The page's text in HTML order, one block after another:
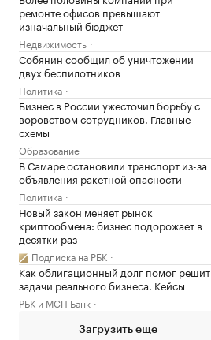
ремонте офисов превышают
изначальный бюджет
Недвижимость
Собянин сообщил об уничтожении
двух беспилотников
Политика
Бизнес в России ужесточил борьбу с
воровством сотрудников. Главные
схемы
Образование
В Самаре остановили транспорт из-за
объявления ракетной опасности
Политика
Новый закон меняет рынок
криптообмена: бизнес подорожает в
десятки раз
Подписка на РБК
Как облигационный долг помог
задачи реального бизнеса. Кейсы
РБК и МСП Банк
Загрузить еще